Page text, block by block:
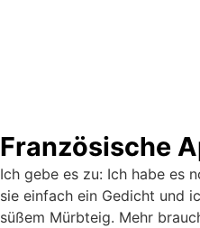
Französische
Ich gebe es zu: Ich habe es
sie einfach ein Gedicht und
süßem Mürbteig. Mehr